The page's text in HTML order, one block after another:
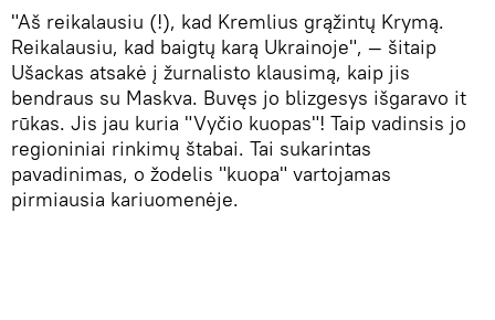
"Aš reikalausiu (!), kad Kremlius grąžintų Krymą.
Reikalausiu, kad baigtų karą Ukrainoje", — šitaip
Ušackas atsakė į žurnalisto klausimą, kaip jis
bendraus su Maskva. Buvęs jo blizgesys išgaravo it
rūkas. Jis jau kuria "Vyčio kuopas"! Taip vadinsis jo
regioniniai rinkimų štabai. Tai sukarintas
pavadinimas, o žodelis "kuopa" vartojamas
pirmiausia kariuomenėje.